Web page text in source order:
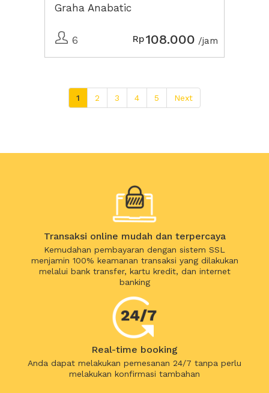
Graha Anabatic
6 Rp108.000 /jam
1 2 3 4 5 Next
Transaksi online mudah dan terpercaya
Kemudahan pembayaran dengan sistem SSL
menjamin 100% keamanan transaksi yang dilakukan
melalui bank transfer, kartu kredit, dan internet
banking
Real-time booking
Anda dapat melakukan pemesanan 24/7 tanpa perlu
melakukan konfirmasi tambahan